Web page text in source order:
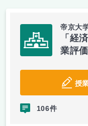
帝京大
「経
業評
授
106件